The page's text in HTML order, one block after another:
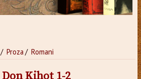
/ Proza/ Romani
Don Kihot 1-2